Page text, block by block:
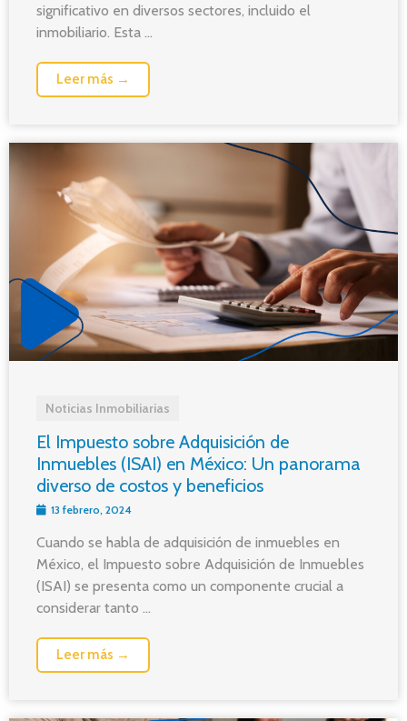
significativo en diversos sectores, incluido el
inmobiliario. Esta ...
Leer más →
Noticias Inmobiliarias
El Impuesto sobre Adquisición de
Inmuebles (ISAI) en México: Un panorama
diverso de costos y beneficios
13 febrero, 2024
Cuando se habla de adquisición de inmuebles en
México, el Impuesto sobre Adquisición de Inmuebles
(ISAI) se presenta como un componente crucial a
considerar tanto ...
Leer más →